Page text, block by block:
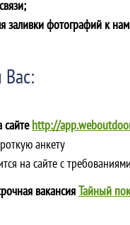
заливки фотографий к
Вас:
сайтеhttp://
анкету
на сайте с
вакансияТайный